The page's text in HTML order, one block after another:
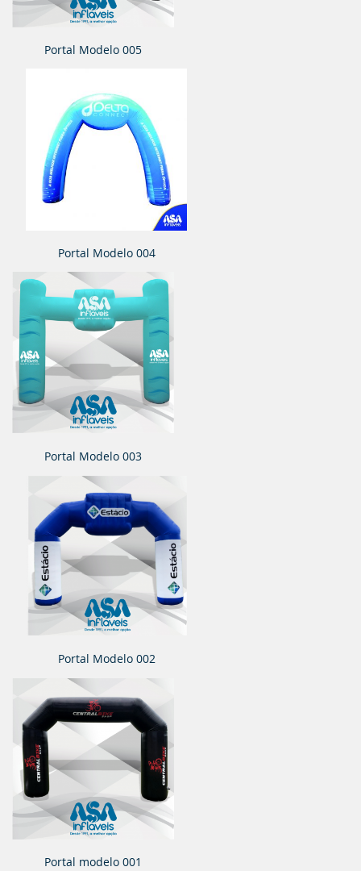
Portal Modelo 005
Portal Modelo 004
Portal Modelo 003
Portal Modelo 002
Portal modelo 001